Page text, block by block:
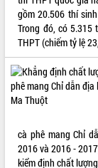
gồm 20.506 thí
Trong đó, có 5.315
THPT (chiếm tỷ lệ
cà phê mang Chỉ
2016 và 2016 -
kiểm định chất